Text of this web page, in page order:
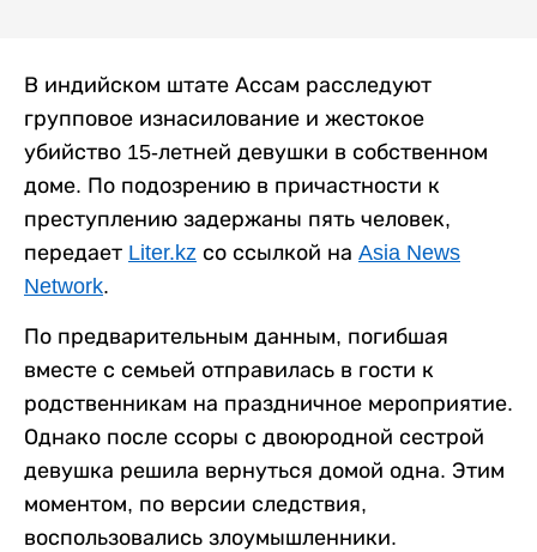
В индийском штате Ассам расследуют
групповое изнасилование и жестокое
убийство 15-летней девушки в собственном
доме. По подозрению в причастности к
преступлению задержаны пять человек,
передает Liter.kz со ссылкой на Asia News
Network.
По предварительным данным, погибшая
вместе с семьей отправилась в гости к
родственникам на праздничное мероприятие.
Однако после ссоры с двоюродной сестрой
девушка решила вернуться домой одна. Этим
моментом, по версии следствия,
воспользовались злоумышленники.